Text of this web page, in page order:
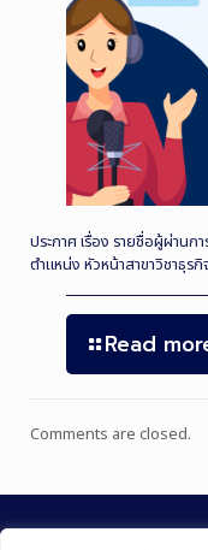
ประกาศ เรื่อง รายชื่อผู้ผ่า
ตำแหน่ง หัวหน้าสาขาวิชาธุร
Read
Comments are closed.